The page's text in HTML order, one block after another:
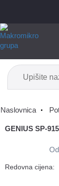
Naslovnica
GENIUS SP-
Redovna cijena: